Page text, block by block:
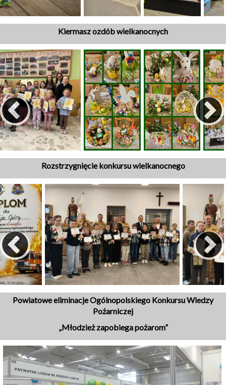
Kiermasz ozdób wielkanocnych
Rozstrzygnięcie konkursu wielkanocnego
Powiatowe eliminacje Ogólnopolskiego Konkursu Wiedzy
Pożarniczej
„Młodzież zapobiega pożarom”